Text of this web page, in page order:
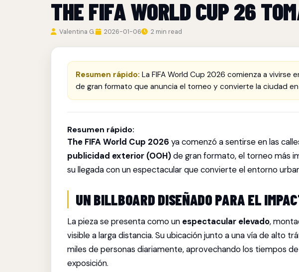
THE FIFA WORLD CUP 26
Valentina G. 2026-01-06 2 min read
Resumen rápido: La FIFA World Cup 2026 comienza a vivirse
de gran formato que anuncia el torneo y convierte la ciudad
Resumen rápido:
The FIFA World Cup 2026 ya comenzó a sentirse en las
publicidad exterior (OOH)de gran formato, el torneo más
su llegada con un espectacular que convierte el entorno
UN BILLBOARD DISEÑADO PARA EL
La pieza se presenta como un espectacular elevado,
visible a larga distancia. Su ubicación junto a una vía de alto
miles de personas diariamente, aprovechando los tiempos
exposición.